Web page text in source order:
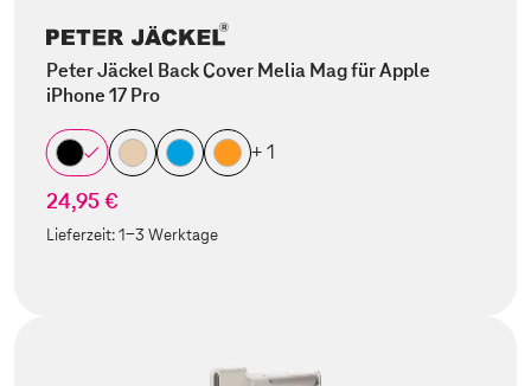
Peter Jäckel Back Cover Melia Mag für Apple
iPhone 17 Pro
+ 1
24,95 €
Lieferzeit:1-3 Werktage